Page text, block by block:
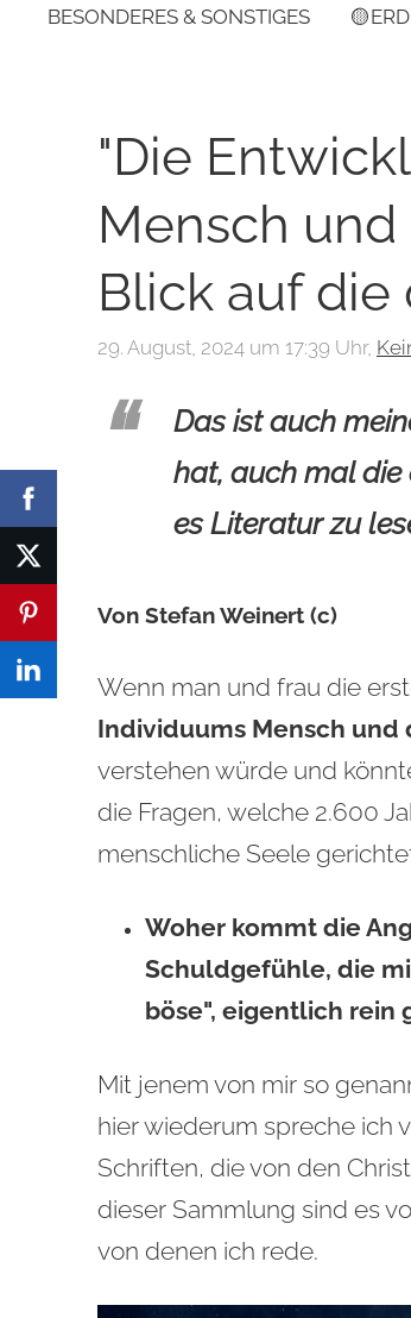
BESONDERES & SONSTIGES
"Die
Mensch
Blick auf die
29. August, 2024 um 17:39 Uhr,
Das ist auch
hat, auch mal die
es Literatur zu
Von Stefan Weinert (c)
Wenn man und frau die
Individuums Mensch und
verstehen würde und
die Fragen, welche 2.600
menschliche Seele
Woher kommt die
Schuldgefühle, die
böse", eigentlich rein
Mit jenem von mir so
hier wiederum spreche ich
Schriften, die von den
dieser Sammlung sind es
von denen ich rede.